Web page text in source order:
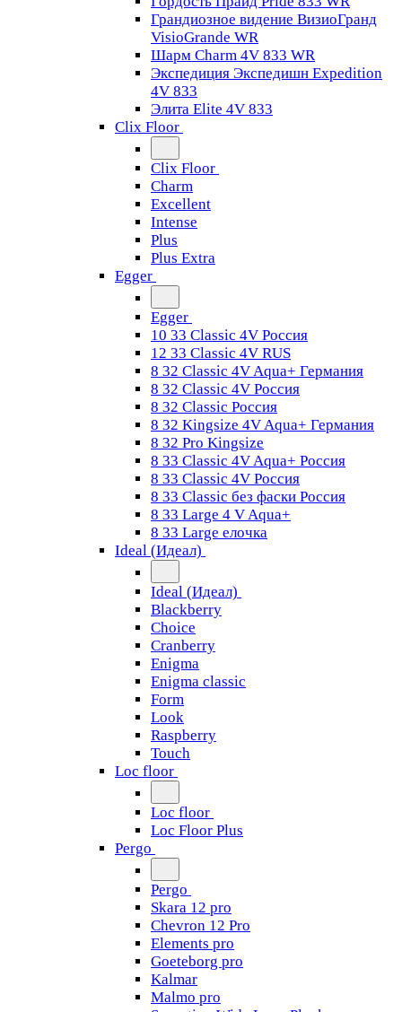
Грандиозное видение ВизиоГранд
VisioGrande WR
Шарм Charm 4V 833 WR
Экспедиция Экспедишн Expedition
4V 833
Элита Elite 4V 833
Clix Floor
Clix Floor
Charm
Excellent
Intense
Plus
Plus Extra
Egger
Egger
10 33 Classic 4V Россия
12 33 Classic 4V RUS
8 32 Classic 4V Aqua+ Германия
8 32 Classic 4V Россия
8 32 Classic Россия
8 32 Kingsize 4V Aqua+ Германия
8 32 Pro Kingsize
8 33 Classic 4V Aqua+ Россия
8 33 Classic 4V Россия
8 33 Classic без фаски Россия
8 33 Large 4 V Aqua+
8 33 Large елочка
Ideal (Идеал)
Ideal (Идеал)
Blackberry
Choice
Cranberry
Enigma
Enigma classic
Form
Look
Raspberry
Touch
Loc floor
Loc floor
Loc Floor Plus
Pergo
Pergo
Skara 12 pro
Chevron 12 Pro
Elements pro
Goeteborg pro
Kalmar
Malmo pro